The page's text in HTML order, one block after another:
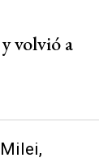
volvió a